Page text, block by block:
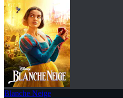
Blanche Neige